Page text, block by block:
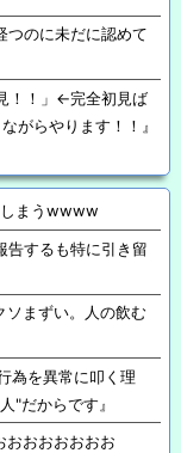
つのに未だに認めて
！！」←完全初見ば
がらやります！！』
まうwwww
告するも特に引き留
ソまずい。人の飲む
為を異常に叩く理
"だからです』
おおおおおおお